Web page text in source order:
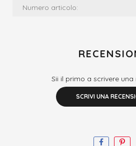
Numero articolo:
Sii il primo a scrivere una
SCRIVI UNA